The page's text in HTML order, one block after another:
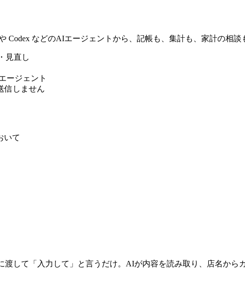
Codex などのAIエージェントから、記帳も、集計も、家計の相談
見直し
ージェント
信しません
いて
して「入力して」と言うだけ。AIが内容を読み取り、店名から